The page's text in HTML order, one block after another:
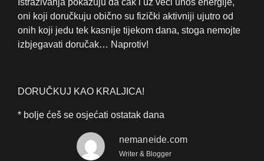
Istraživanja pokazuju da čak i uz veći unos energije,
oni koji doručkuju obično su fizički aktivniji ujutro od
onih koji jedu tek kasnije tijekom dana, stoga nemojte
izbjegavati doručak… Naprotiv!
DORUČKUJ KAO KRALJICA!
* bolje ćeš se osjećati ostatak dana
nemaneide.com
Writer & Blogger